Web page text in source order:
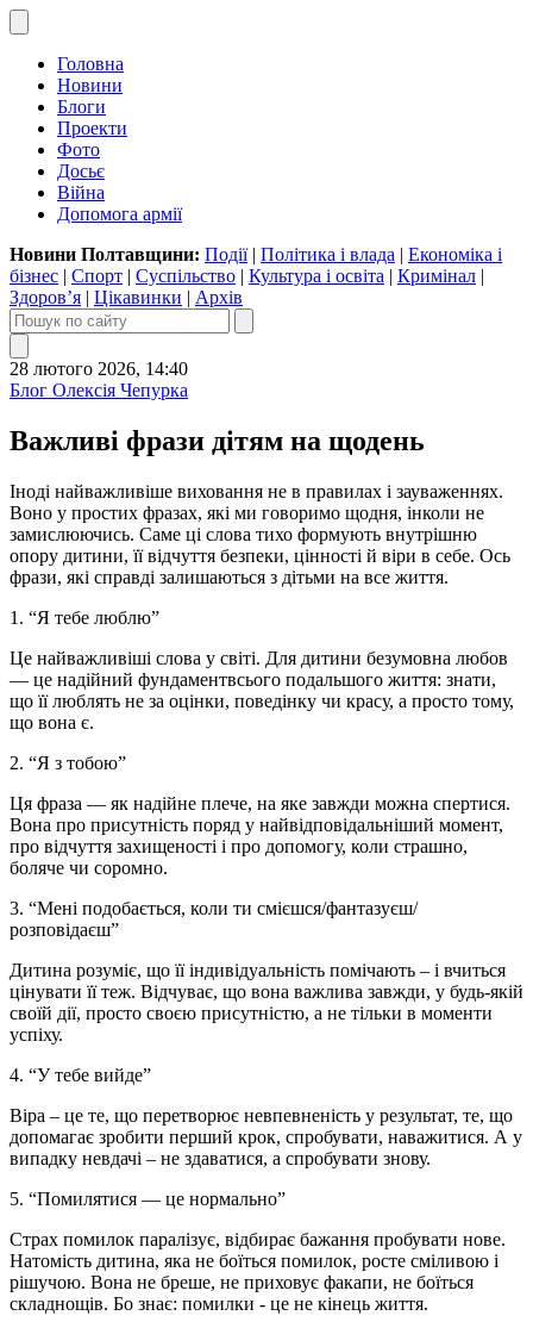
Головна
Новини
Блоги
Проекти
Фото
Досьє
Війна
Допомога армії
Новини Полтавщини: Події| Політика і влада | Економіка і
бізнес | Спорт | Суспільство | Культура і освіта | Кримінал |
Здоров’я | Цікавинки | Архів
28 лютого 2026, 14:40
Блог Олексія Чепурка
Важливі фрази дітям на щодень
Іноді найважливіше виховання не в правилах і зауваженнях.
Воно у простих фразах, які ми говоримо щодня, інколи не
замислюючись. Саме ці слова тихо формують внутрішню
опору дитини, її відчуття безпеки, цінності й віри в себе. Ось
фрази, які справді залишаються з дітьми на все життя.
1. “Я тебе люблю”
Це найважливіші слова у світі. Для дитини безумовна любов
— це надійний фундаментвсього подальшого життя: знати,
що її люблять не за оцінки, поведінку чи красу, а просто тому,
що вона є.
2. “Я з тобою”
Ця фраза — як надійне плече, на яке завжди можна спертися.
Вона про присутність поряд у найвідповідальніший момент,
про відчуття захищеності і про допомогу, коли страшно,
боляче чи соромно.
3. “Мені подобається, коли ти смієшся/фантазуєш/
розповідаєш”
Дитина розуміє, що її індивідуальність помічають – і вчиться
цінувати її теж. Відчуває, що вона важлива завжди, у будь-якій
своїй дії, просто своєю присутністю, а не тільки в моменти
успіху.
4. “У тебе вийде”
Віра – це те, що перетворює невпевненість у результат, те, що
допомагає зробити перший крок, спробувати, наважитися. А у
випадку невдачі – не здаватися, а спробувати знову.
5. “Помилятися — це нормально”
Страх помилок паралізує, відбирає бажання пробувати нове.
Натомість дитина, яка не боїться помилок, росте сміливою і
рішучою. Вона не бреше, не приховує факапи, не боїться
складнощів. Бо знає: помилки - це не кінець життя.